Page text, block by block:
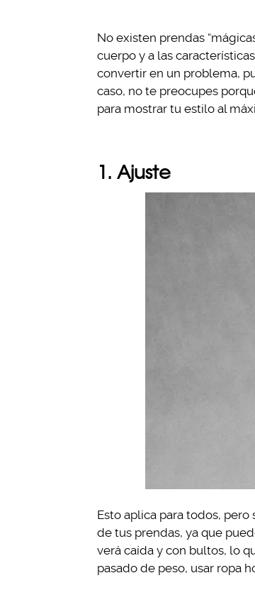
No existen prendas
cuerpo y a las
convertir en un problema,
caso, no te preocupes
para mostrar tu estilo al
1. Ajuste
Esto aplica para todos,
de tus prendas, ya que
verá caída y con bultos, lo
pasado de peso, usar ropa